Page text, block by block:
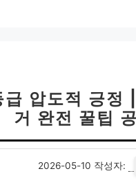
압도적 긍정
거 완전 꿀팁
2026-05-10 작성자: